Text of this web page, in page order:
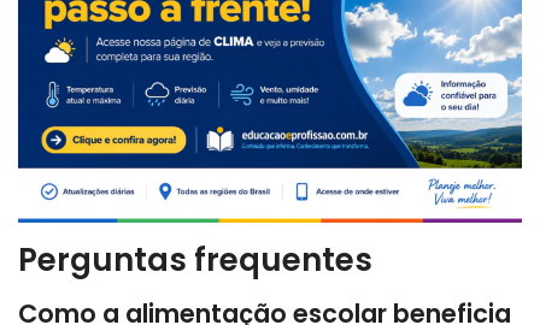
Perguntas frequentes
Como a alimentação escolar beneficia